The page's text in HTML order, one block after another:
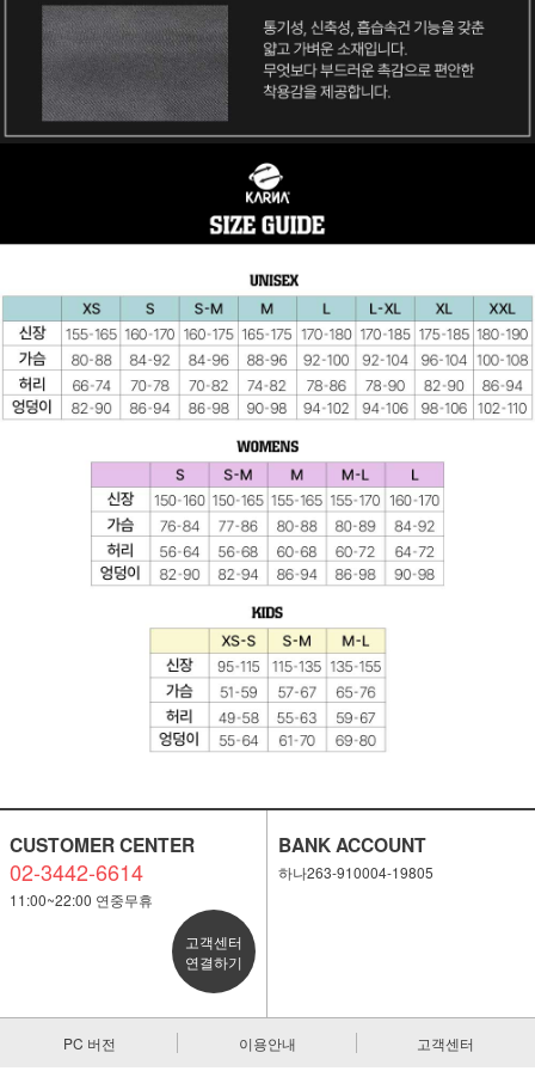
CUSTOMER CENTER
02-3442-6614
11:00~22:00 연중무휴
고객센터
연결하기
BANK ACCOUNT
하나263-910004-19805
PC 버전 이용안내 고객센터